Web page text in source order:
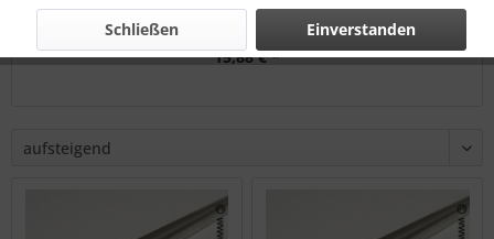
15,88 € *
Einverstanden
Schließen